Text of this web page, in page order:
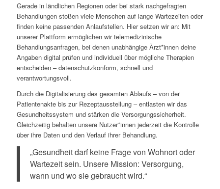
Gerade in ländlichen Regionen oder bei stark nachgefragten
Behandlungen stoßen viele Menschen auf lange Wartezeiten oder
finden keine passenden Anlaufstellen. Hier setzen wir an: Mit
unserer Plattform ermöglichen wir telemedizinische
Behandlungsanfragen, bei denen unabhängige Ärzt*innen deine
Angaben digital prüfen und individuell über mögliche Therapien
entscheiden – datenschutzkonform, schnell und
verantwortungsvoll.
Durch die Digitalisierung des gesamten Ablaufs – von der
Patientenakte bis zur Rezeptausstellung – entlasten wir das
Gesundheitssystem und stärken die Versorgungssicherheit.
Gleichzeitig behalten unsere Nutzer*innen jederzeit die Kontrolle
über ihre Daten und den Verlauf ihrer Behandlung.
„Gesundheit darf keine Frage von Wohnort oder
Wartezeit sein. Unsere Mission: Versorgung,
wann und wo sie gebraucht wird.“